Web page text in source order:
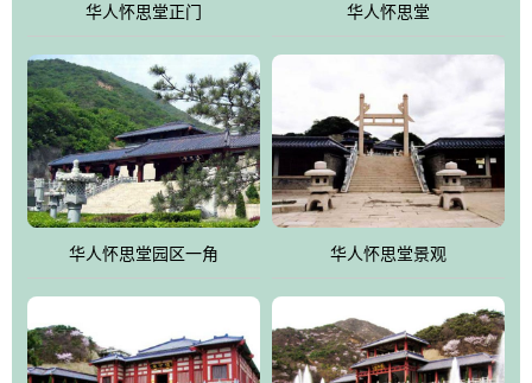
伴，与祖宗同眠，他（她）们的思想与品德与山河同在，与日月同
辉。
怀思堂作为豪华室内骨灰存放处，将干支纪年、五行相生相克、天
人合一、太极八卦、生辰八字及生肖等有机结合到历史文化中。一
厅七千个福位分十二小区，按十二地支命名。客户选位，可依据生
肖、八字、时辰亦可参考地理方位、职业、兴趣爱好等等。堂中是
地宫陵寝式的，入口楹联选材于著名田园诗人陶渊明"亲戚或余悲，
他人亦已歌，死后何所道，托体同山阿"中的后两句。反应了回归大
雀，后玄武"的四大吉祥物铜雕挂件。
华人怀思堂正门 华人怀思堂
华人怀思堂园区一角 华人怀思堂景观